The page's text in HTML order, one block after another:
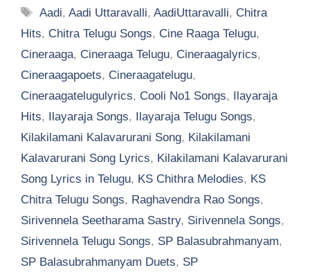
Tags
Aadi,Aadi Uttaravalli,AadiUttaravalli, Chitra
Hits, Chitra Telugu Songs, Cine Raaga Telugu,
Cineraaga, Cineraaga Telugu, Cineraagalyrics,
Cineraagapoets, Cineraagatelugu,
Cineraagatelugulyrics, Cooli No1 Songs, Ilayaraja
Hits, Ilayaraja Songs, Ilayaraja Telugu Songs,
Kilakilamani Kalavarurani Song, Kilakilamani
Kalavarurani Song Lyrics, Kilakilamani Kalavarurani
Song Lyrics in Telugu, KS Chithra Melodies, KS
Chitra Telugu Songs, Raghavendra Rao Songs,
Sirivennela Seetharama Sastry, Sirivennela Songs,
Sirivennela Telugu Songs, SP Balasubrahmanyam,
SP Balasubrahmanyam Duets, SP